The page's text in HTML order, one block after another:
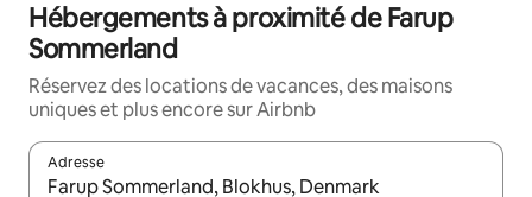
Hébergements à proximité de Farup
Sommerland
Réservez des locations de vacances, des maisons
uniques et plus encore sur Airbnb
Adresse
Lorsque les résultats s'affichent, utilisez les flèches vers le